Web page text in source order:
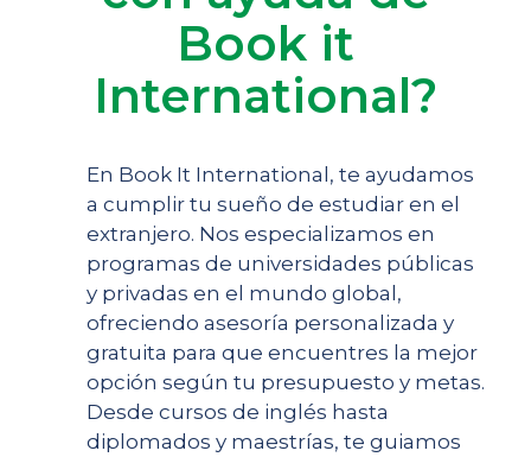
Book it
International?
En Book It International, te ayudamos
a cumplir tu sueño de estudiar en el
extranjero. Nos especializamos en
programas de universidades públicas
y privadas en el mundo global,
ofreciendo asesoría personalizada y
gratuita para que encuentres la mejor
opción según tu presupuesto y metas.
Desde cursos de inglés hasta
diplomados y maestrías, te guiamos